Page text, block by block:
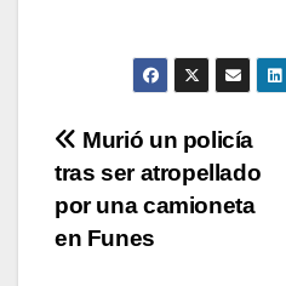
p
b
o
k
Li
n
Navegación
de
entradas
Murió un policía
tras ser atropellado
por una camioneta
en Funes